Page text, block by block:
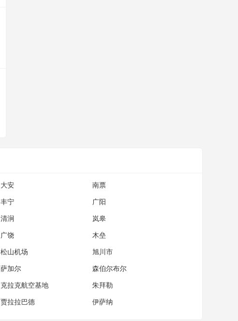
大安 南票
丰宁 广阳
清涧 岚皋
广饶 木垒
松山机场 旭川市
萨加尔 森伯尔布尔
克拉克航空基地 朱拜勒
贾拉拉巴德 伊萨纳